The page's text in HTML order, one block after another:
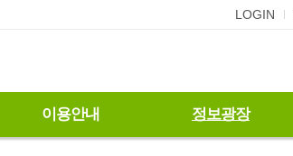
LOGIN
이용안내 정보광장